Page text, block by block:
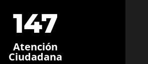
147
Atención
Ciudadana